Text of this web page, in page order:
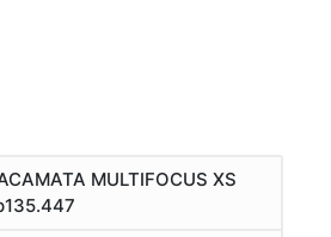
MULTIFOCUS XS